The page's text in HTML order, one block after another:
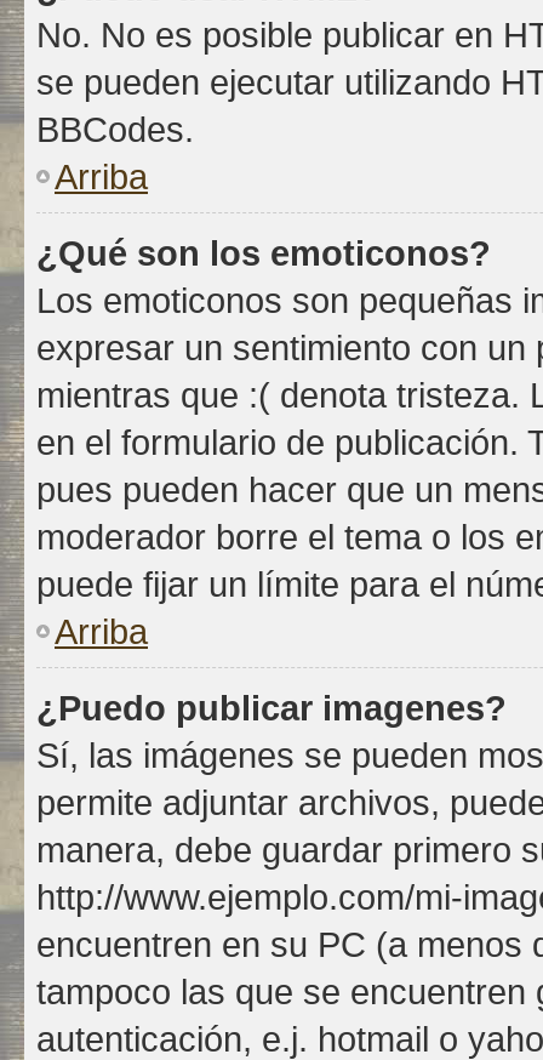
No. No es posible publicar en
se pueden ejecutar utilizando
BBCodes.
Arriba
¿Qué son los emoticonos?
Los emoticonos son pequeñas
expresar un sentimiento con
mientras que :( denota tristeza.
en el formulario de publicación.
pues pueden hacer que un
moderador borre el tema o los
puede fijar un límite para el
Arriba
¿Puedo publicar imagenes?
Sí, las imágenes se pueden
permite adjuntar archivos,
manera, debe guardar primero
http://www.ejemplo.com/mi-
encuentren en su PC (a menos
tampoco las que se
autenticación, e.j. hotmail o